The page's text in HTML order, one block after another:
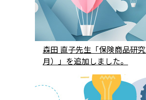
森田 直子先生「保険商品研
月）」を追加しました。